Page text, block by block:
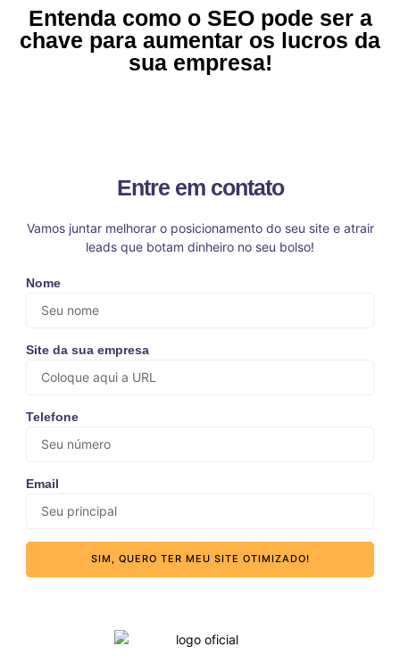
Entenda como o SEO pode ser a
chave para aumentar os lucros da
sua empresa!
Entre em contato
Vamos juntar melhorar o posicionamento do seu site e atrair
leads que botam dinheiro no seu bolso!
Nome
Site da sua empresa
Telefone
Email
SIM, QUERO TER MEU SITE OTIMIZADO!